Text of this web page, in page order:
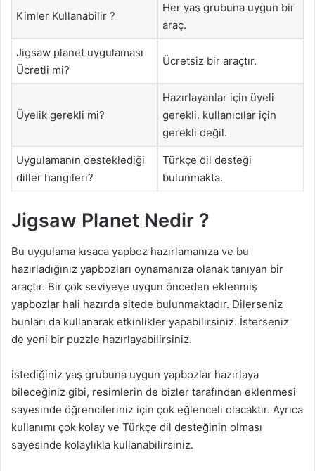
Kimler Kullanabilir ?
Her yaş grubuna uygun bir
araç.
Jigsaw planet uygulaması
Ücretli mi?
Ücretsiz bir araçtır.
Üyelik gerekli mi?
Hazırlayanlar için üyeli
gerekli. kullanıcılar için
gerekli değil.
Uygulamanın desteklediği
diller hangileri?
Türkçe dil desteği
bulunmakta.
Jigsaw Planet Nedir ?
Bu uygulama kısaca yapboz hazırlamanıza ve bu
hazırladığınız yapbozları oynamanıza olanak tanıyan bir
araçtır. Bir çok seviyeye uygun önceden eklenmiş
yapbozlar hali hazırda sitede bulunmaktadır. Dilerseniz
bunları da kullanarak etkinlikler yapabilirsiniz. İsterseniz
de yeni bir puzzle hazırlayabilirsiniz.
istediğiniz yaş grubuna uygun yapbozlar hazırlaya
bileceğiniz gibi, resimlerin de bizler tarafından eklenmesi
sayesinde öğrencileriniz için çok eğlenceli olacaktır. Ayrıca
kullanımı çok kolay ve Türkçe dil desteğinin olması
sayesinde kolaylıkla kullanabilirsiniz.